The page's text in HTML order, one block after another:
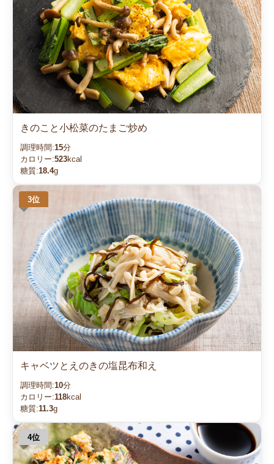
きのこと小松菜のたまご炒め
調理時間:15分
カロリー:523kcal
糖質:18.4g
キャベツとえのきの塩昆布和え
調理時間:10分
カロリー:118kcal
糖質:11.3g